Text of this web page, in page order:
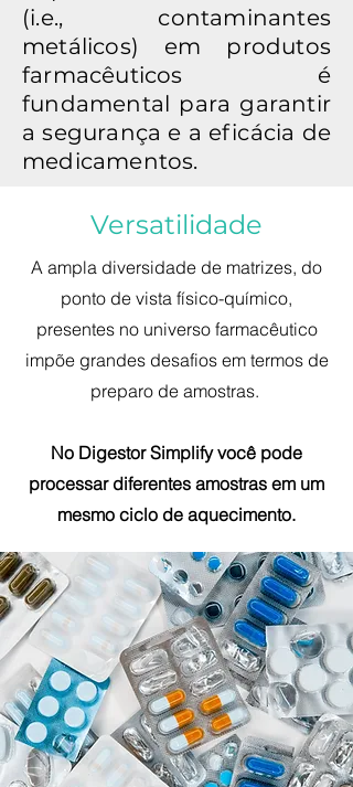
(i.e., contaminantes
metálicos) em produtos
farmacêuticos é
fundamental para garantir
a segurança e a eficácia de
medicamentos.
Versatilidade
A ampla diversidade de matrizes, do
ponto de vista físico-químico,
presentes no universo farmacêutico
impõe grandes desafios em termos de
preparo de amostras.
No Digestor Simplify você pode
processar diferentes amostras em um
mesmo ciclo de aquecimento.